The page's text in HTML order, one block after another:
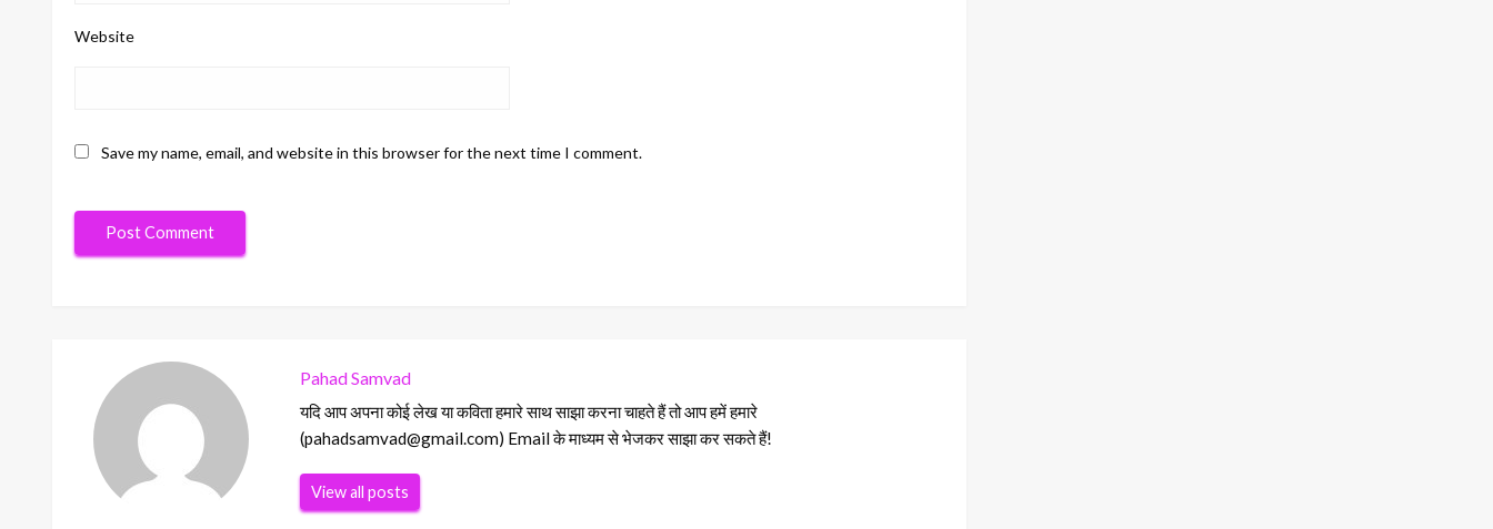
Website
Save my name, email, and website in this browser for the next time I comment.
Pahad Samvad
यदि आप अपना कोई लेख या कविता हमारे साथ साझा करना चाहते हैं तो आप हमें हमारे
(pahadsamvad@gmail.com) Email के माध्यम से भेजकर साझा कर सकते हैं!
View all posts